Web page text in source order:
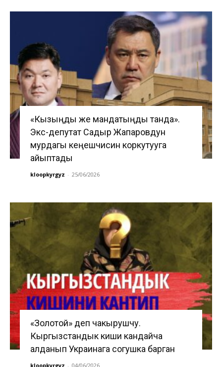
«Кызыңды же мандатыңды танда».
Экс-депутат Садыр Жапаровдун
мурдагы кеңешчисин коркутууга
айыптады
kloopkyrgyz - 25/06/2026
«Золотой» деп чакырушчу.
Кыргызстандык киши кандайча
алданып Украинага согушка барган
kloopkyrgyz - 04/06/2026